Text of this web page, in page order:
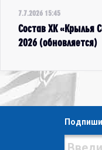
7.7.2026 15:45
Состав ХК «Крылья
2026 (обновляется)